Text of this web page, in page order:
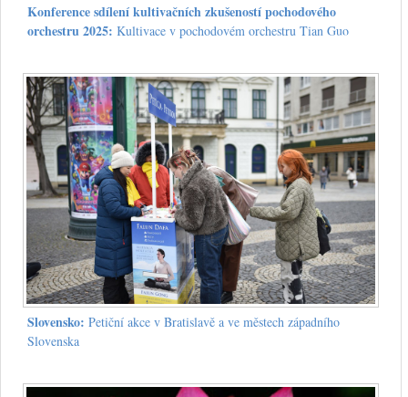
Konference sdílení kultivačních zkušeností pochodového
orchestru 2025: Kultivace v pochodovém orchestru Tian Guo
Slovensko: Petiční akce v Bratislavě a ve městech západního
Slovenska